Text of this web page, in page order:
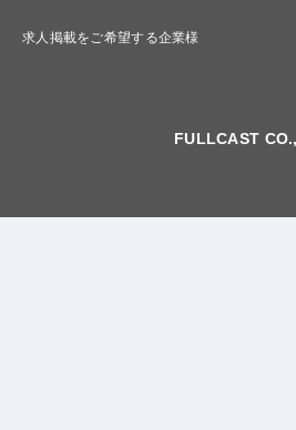
求人掲載をご希望する企業様
FULLCAST